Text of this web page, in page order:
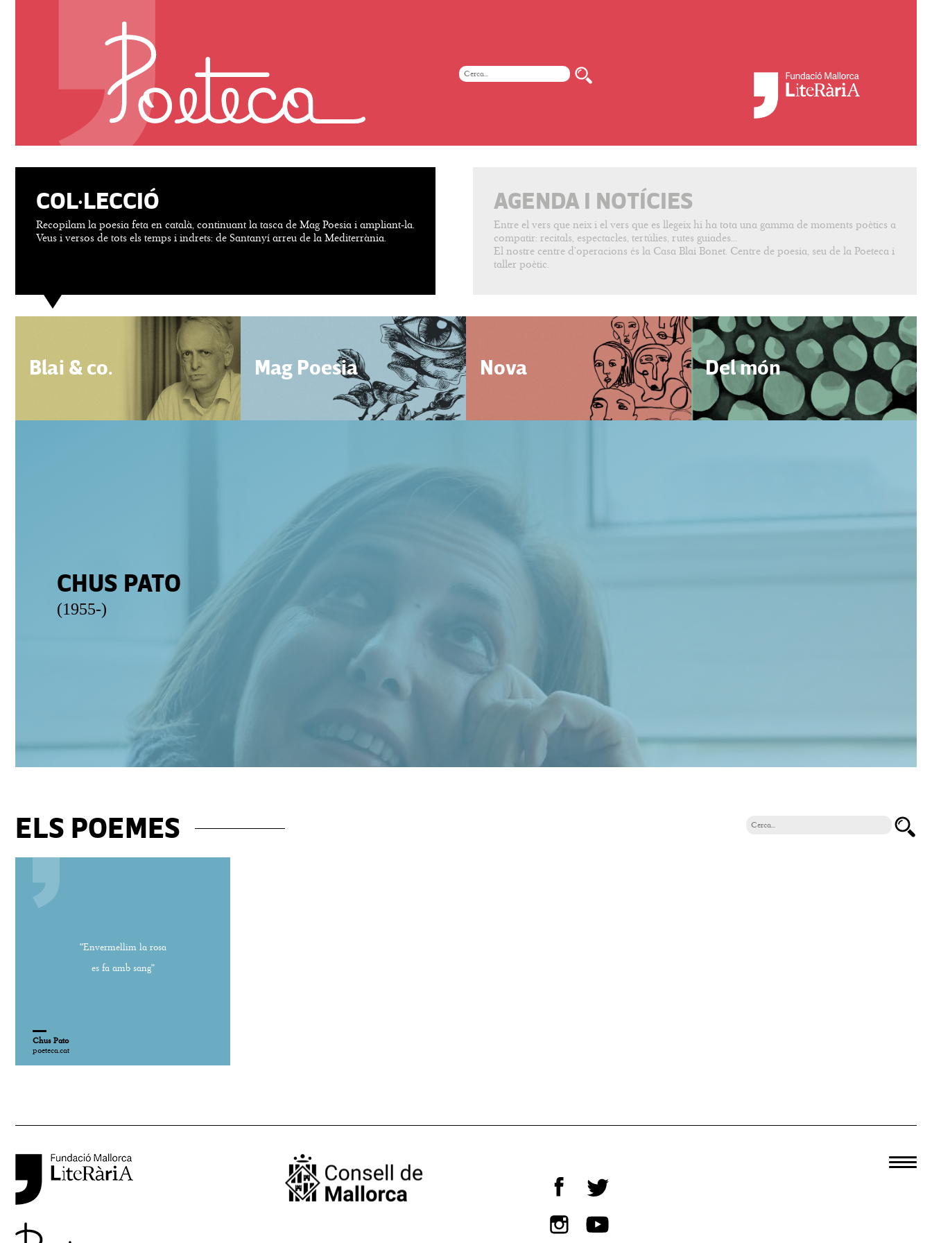
COL·LECCIÓ
Recopilam la poesia feta en català, continuant la tasca de Mag Poesia i ampliant-la.
Veus i versos de tots els temps i indrets: de Santanyí arreu de la Mediterrània.
AGENDA I NOTÍCIES
Entre el vers que neix i el vers que es llegeix hi ha tota una gamma de moments poètics a
compatir: recitals, espectacles, tertúlies, rutes guiades...
El nostre centre d’operacions és la Casa Blai Bonet. Centre de poesia, seu de la Poeteca i
taller poètic.
Blai & co. Mag Poesia Nova Del món
CHUS PATO
(1955-)
ELS POEMES
"Envermellim la rosa
es fa amb sang"
Chus Pato
poeteca.cat